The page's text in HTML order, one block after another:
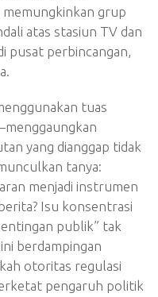
grup
atas stasiun TV dan
pusat perbincangan,
tuas
yang dianggap tidak
tanya:
menjadi instrumen
Isu konsentrasi
publik” tak
berdampingan
otoritas regulasi
pengaruh politik